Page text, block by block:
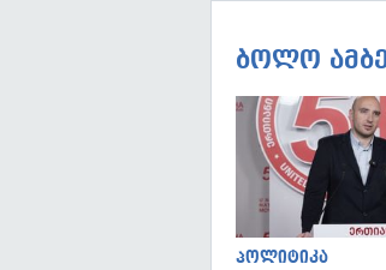
ბოლო
პოლიტიკა